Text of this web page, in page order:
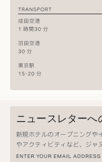
TRANSPORT
成田空港
1 時間30 分
羽田空港
30 分
東京駅
15-20 分
ニュースレターへ
新規ホテルのオープニングや
やアクティビティなど、ジャ